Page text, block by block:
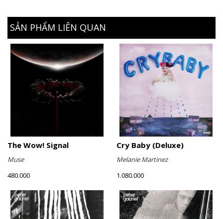
SẢN PHẨM LIÊN QUAN
The Wow! Signal
Muse
480.000
Cry Baby (Deluxe)
Melanie Martinez
1.080.000